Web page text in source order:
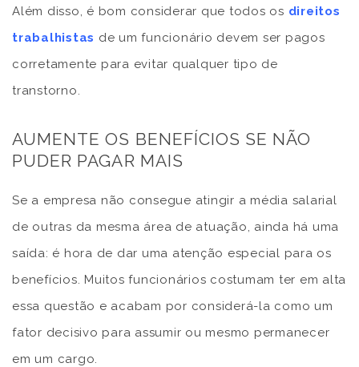
Além disso, é bom considerar que todos os direitos
trabalhistas de um funcionário devem ser pagos
corretamente para evitar qualquer tipo de
transtorno.
AUMENTE OS BENEFÍCIOS SE NÃO
PUDER PAGAR MAIS
Se a empresa não consegue atingir a média salarial
de outras da mesma área de atuação, ainda há uma
saída: é hora de dar uma atenção especial para os
benefícios. Muitos funcionários costumam ter em alta
essa questão e acabam por considerá-la como um
fator decisivo para assumir ou mesmo permanecer
em um cargo.